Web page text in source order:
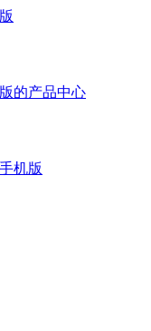
的产品中心
机版